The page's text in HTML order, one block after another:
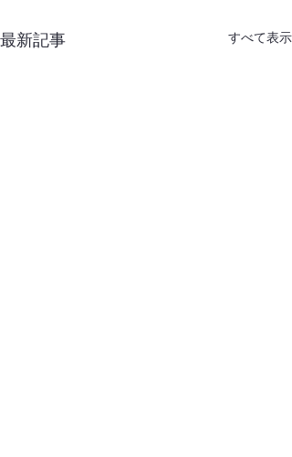
最新記事 すべて表示